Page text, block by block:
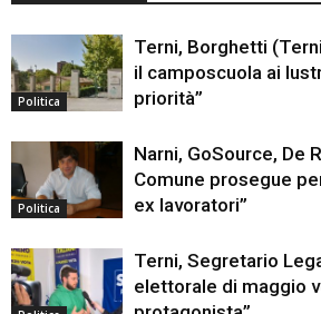
Politica
Terni, Borghetti
il camposcuola ai
priorità”
Politica
Narni, GoSource, De
Comune prosegue
ex lavoratori”
Terni, Segretario
elettorale di maggio